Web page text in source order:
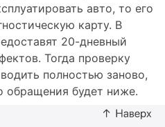
авто, то его
карту. В
20-дневный
Тогда проверку
полностью заново,
обращения будет ниже.